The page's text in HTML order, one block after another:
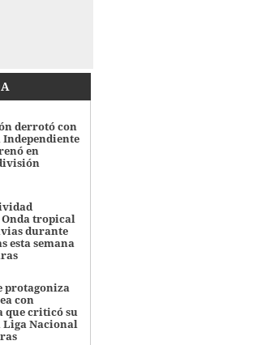
derrotó con
en
tropical
durante
esta semana
protagoniza
con
que criticó su
Liga Nacional